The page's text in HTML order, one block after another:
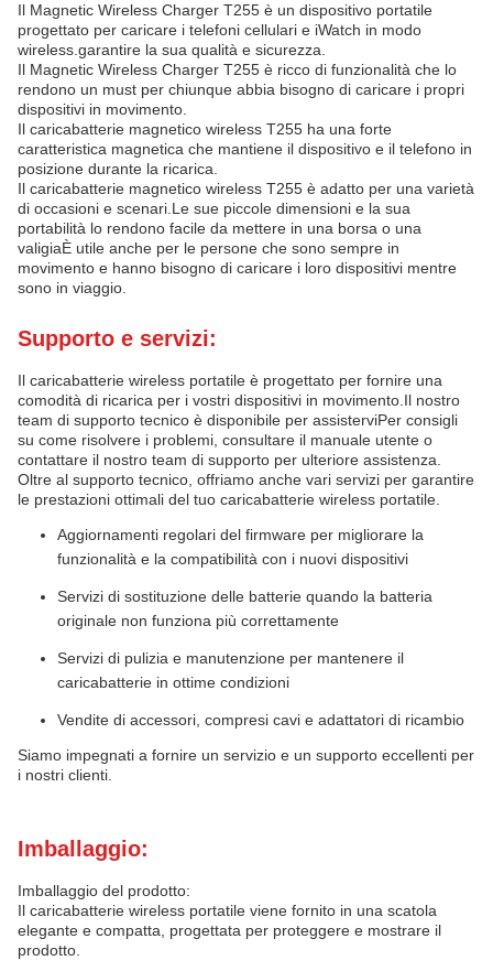
Il Magnetic Wireless Charger T255 è un dispositivo portatile
progettato per caricare i telefoni cellulari e iWatch in modo
wireless.garantire la sua qualità e sicurezza.
Il Magnetic Wireless Charger T255 è ricco di funzionalità che lo
rendono un must per chiunque abbia bisogno di caricare i propri
dispositivi in movimento.
Il caricabatterie magnetico wireless T255 ha una forte
caratteristica magnetica che mantiene il dispositivo e il telefono in
posizione durante la ricarica.
Il caricabatterie magnetico wireless T255 è adatto per una varietà
di occasioni e scenari.Le sue piccole dimensioni e la sua
portabilità lo rendono facile da mettere in una borsa o una
valigiaÈ utile anche per le persone che sono sempre in
movimento e hanno bisogno di caricare i loro dispositivi mentre
sono in viaggio.
Supporto e servizi:
Il caricabatterie wireless portatile è progettato per fornire una
comodità di ricarica per i vostri dispositivi in movimento.Il nostro
team di supporto tecnico è disponibile per assisterviPer consigli
su come risolvere i problemi, consultare il manuale utente o
contattare il nostro team di supporto per ulteriore assistenza.
Oltre al supporto tecnico, offriamo anche vari servizi per garantire
le prestazioni ottimali del tuo caricabatterie wireless portatile.
Aggiornamenti regolari del firmware per migliorare la
funzionalità e la compatibilità con i nuovi dispositivi
Servizi di sostituzione delle batterie quando la batteria
originale non funziona più correttamente
Servizi di pulizia e manutenzione per mantenere il
caricabatterie in ottime condizioni
Vendite di accessori, compresi cavi e adattatori di ricambio
Siamo impegnati a fornire un servizio e un supporto eccellenti per
i nostri clienti.
Imballaggio:
Imballaggio del prodotto:
Il caricabatterie wireless portatile viene fornito in una scatola
elegante e compatta, progettata per proteggere e mostrare il
prodotto.